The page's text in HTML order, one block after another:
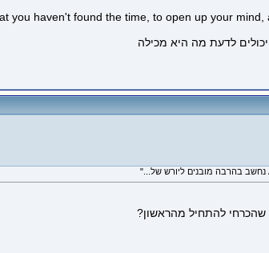
you haven't found the time, to open up your